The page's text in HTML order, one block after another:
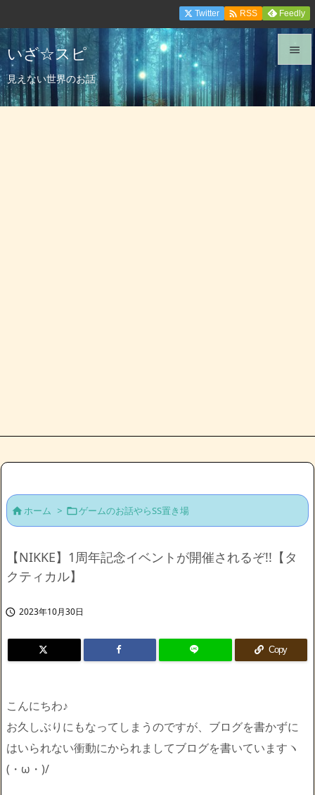
いざ☆スピ
見えない世界のお話


メニュ
Twitter  RSS Feedly
ホーム > ゲームのお話やらSS置き場
【NIKKE】1周年記念イベントが開催されるぞ!!【タ
クティカル】
 2023年10月30日
Copy
こんにちわ♪
お久しぶりにもなってしまうのですが、ブログを書かずに
はいられない衝動にかられましてブログを書いていますヽ
(・ω・)/